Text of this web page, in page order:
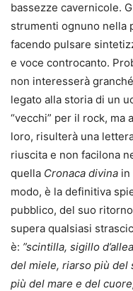
bassezze cavernicole.
strumenti ognuno nella
facendo pulsare
e voce controcanto.
non interesserà
legato alla storia di un
“vecchi” per il rock, ma
loro, risulterà una
riuscita e non facilona
quella Cronaca divina in
modo, è la definitiva
pubblico, del suo
supera qualsiasi
è: ”scintilla, sigillo
del miele, riarso più del
più del mare e del